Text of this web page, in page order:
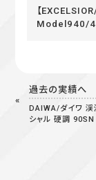
【
Model940/41
過去の実績へ
DAIWA/ダイワ
シャル 硬調 90SN